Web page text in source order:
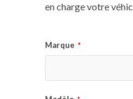
en charge votre
Marque *